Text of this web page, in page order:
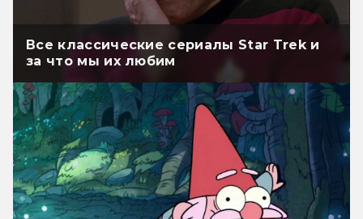
Все классические сериалы Star Trek и
за что мы их любим